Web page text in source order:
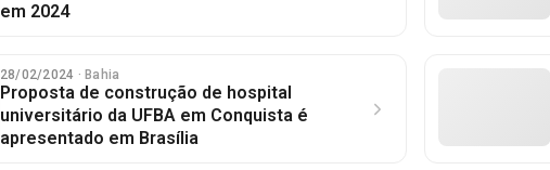
em 2024
28/02/2024 · Bahia
Proposta de construção de hospital
universitário da UFBA em Conquista é
apresentado em Brasília